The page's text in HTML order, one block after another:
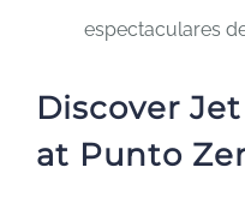
espectaculares
Discover
at Punto